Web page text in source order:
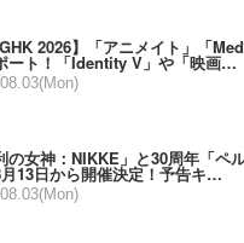
2026】「アニメイト」「
ート！「Identity V」や「映画…
の女神：NIKKE」と30周年「ペ
13日から開催決定！予告キ…